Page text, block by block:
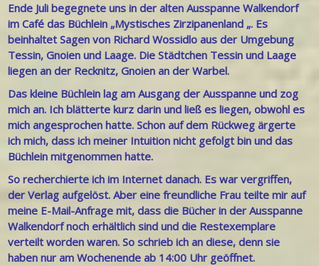
Ende Juli begegnete uns in der alten Ausspanne Walkendorf
im Café das Büchlein „Mystisches Zirzipanenland „. Es
beinhaltet Sagen von Richard Wossidlo aus der Umgebung
Tessin, Gnoien und Laage. Die Städtchen Tessin und Laage
liegen an der Recknitz,Gnoien an der Warbel.
Das kleine Büchlein lag am Ausgang der Ausspanne und zog
mich an. Ich blätterte kurz darin und ließ es liegen, obwohl es
mich angesprochen hatte. Schon auf dem Rückweg ärgerte
ich mich, dass ich meiner Intuition nicht gefolgt bin und das
Büchlein mitgenommen hatte.
So recherchierte ich im Internet danach. Es war vergriffen,
der Verlag aufgelöst. Aber eine freundliche Frau teilte mir auf
meine E-Mail-Anfrage mit, dass die Bücher in der Ausspanne
Walkendorf noch erhältlich sind und die Restexemplare
verteilt worden waren.So schrieb ich an diese, denn sie
haben nur am Wochenende ab 14:00 Uhr geöffnet.